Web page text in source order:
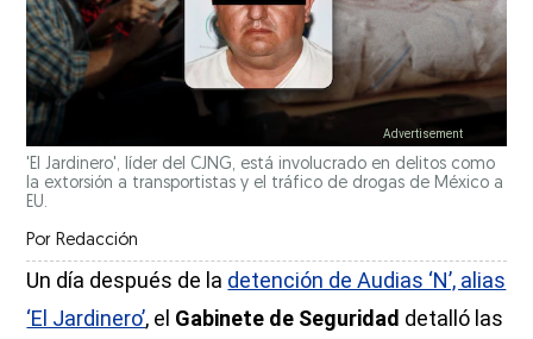
'El Jardinero', líder del CJNG, está involucrado en delitos como
la extorsión a transportistas y el tráfico de drogas de México a
EU.
Por Redacción
Un día después de la detención de Audias ‘N’, alias
‘El Jardinero’, el Gabinete de Seguridad detalló las